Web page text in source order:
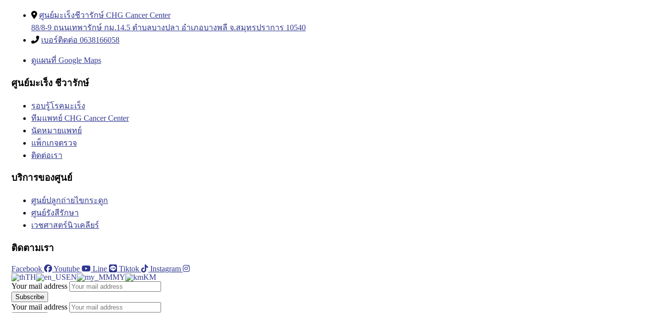
ศูนย์มะเร็งชีวารักษ์ CHG Cancer Center
88/8-9 ถนนเทพารักษ์ กม.14.5 ตำบลบางปลา อำเภอบางพลี จ.สมุทรปราการ 10540
เบอร์ติดต่อ 0638166058
ดูแผนที่ Google Maps
ศูนย์มะเร็ง ชีวารักษ์
รอบรู้โรคมะเร็ง
ทีมแพทย์ CHG Cancer Center
นัดหมายแพทย์
แพ็กเกจตรวจ
ติดต่อเรา
บริการของศูนย์
ศูนย์ปลูกถ่ายไขกระดูก
ศูนย์รังสีรักษา
เวชศาสตร์นิวเคลียร์
ติดตามเรา
Facebook Youtube Line Tiktok
Instagram
TH
EN MY
KM
Your mail address
Your mail address